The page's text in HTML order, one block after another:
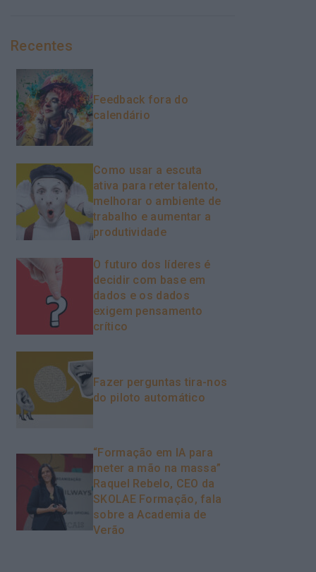
Recentes
Feedback fora do
calendário
Como usar a escuta
ativa para reter talento,
melhorar o ambiente de
trabalho e aumentar a
produtividade
O futuro dos líderes é
decidir com base em
dados e os dados
exigem pensamento
crítico
Fazer perguntas tira-nos
do piloto automático
“Formação em IA para
meter a mão na massa”
Raquel Rebelo, CEO da
SKOLAE Formação, fala
sobre a Academia de
Verão